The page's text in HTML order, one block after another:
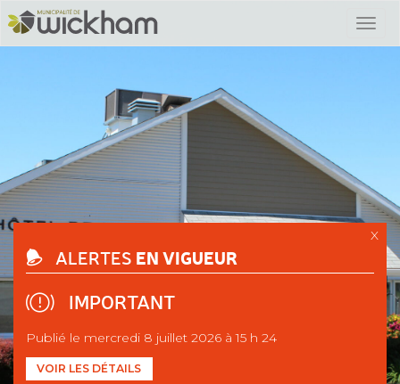
X
ALERTES EN VIGUEUR
IMPORTANT
Publié le mercredi 8 juillet 2026 à 15 h 24
VOIR LES DÉTAILS